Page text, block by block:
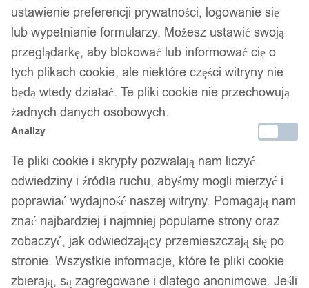
ustawienie preferencji prywatności, logowanie się
lub wypełnianie formularzy. Możesz ustawić swoją
przeglądarkę, aby blokować lub informować cię o
tych plikach cookie, ale niektóre części witryny nie
będą wtedy działać. Te pliki cookie nie przechowują
żadnych danych osobowych.
Analizy
Te pliki cookie i skrypty pozwalają nam liczyć
odwiedziny i źródła ruchu, abyśmy mogli mierzyć i
poprawiać wydajność naszej witryny. Pomagają nam
znać najbardziej i najmniej popularne strony oraz
zobaczyć, jak odwiedzający przemieszczają się po
stronie. Wszystkie informacje, które te pliki cookie
zbierają, są zagregowane i dlatego anonimowe. Jeśli